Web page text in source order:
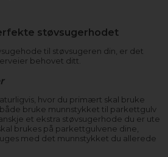
støvsugerhodet
til støvsugeren din, er det
behovet ditt.
hvor du primært skal bruke
bruke munnstykket til parkettgulv
et ekstra støvsugerhode du er ute
brukes på parkettgulvene dine,
med det munnstykket du allerede